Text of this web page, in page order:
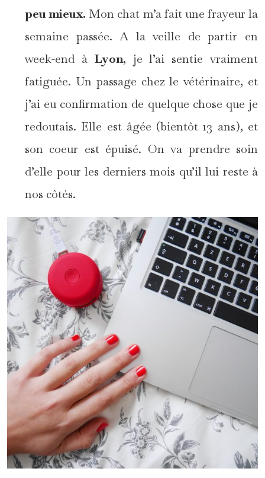
peu mieux. Mon chat m’a fait une frayeur la
semaine passée. A la veille de partir en
week-end à Lyon, je l’ai sentie vraiment
fatiguée. Un passage chez le vétérinaire, et
j’ai eu confirmation de quelque chose que je
redoutais. Elle est âgée (bientôt 13 ans), et
son coeur est épuisé. On va prendre soin
d’elle pour les derniers mois qu’il lui reste à
nos côtés.